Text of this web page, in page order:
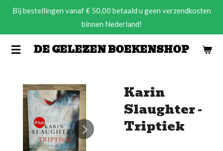
Ga
de
DE GELEZEN BOEKENSHOP
Bij bestellingen vanaf € 50,00 betaald u geen verzendkosten
binnen Nederland!
Karin
Slaughter -
Triptiek